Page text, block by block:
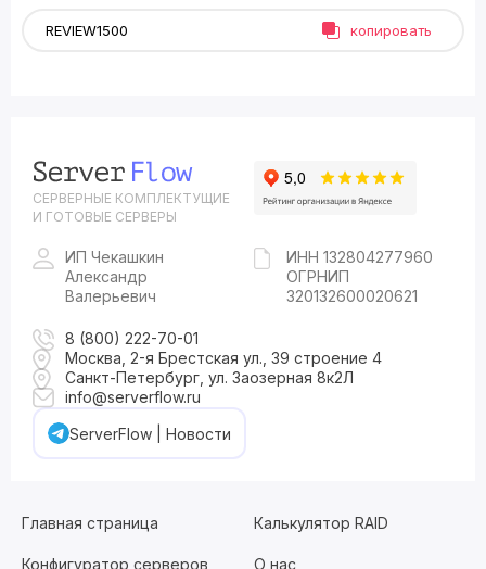
копировать
СЕРВЕРНЫЕ КОМПЛЕКТУЩИЕ
И ГОТОВЫЕ СЕРВЕРЫ
ИП Чекашкин
Александр
Валерьевич
ИНН 132804277960
ОГРНИП
320132600020621
8 (800) 222-70-01
Москва, 2-я Брестская ул., 39 строение 4
Санкт-Петербург, ул. Заозерная 8к2Л
info@serverflow.ru
ServerFlow | Новости
Главная страница Калькулятор RAID
Конфигуратор серверов О нас